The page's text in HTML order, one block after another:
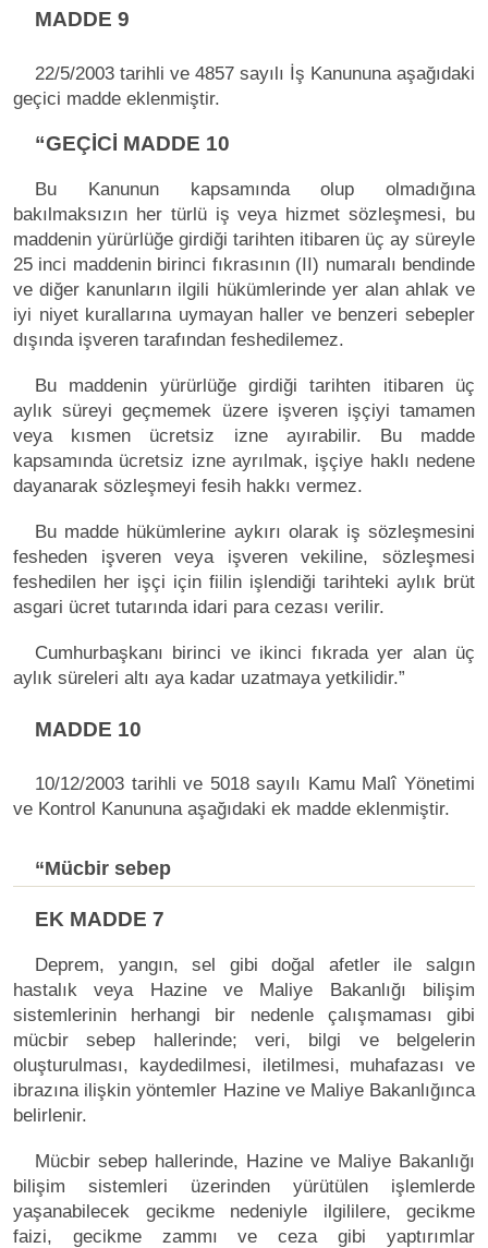
MADDE 9
22/5/2003 tarihli ve 4857 sayılı İş Kanununa aşağıdaki
geçici madde eklenmiştir.
“GEÇİCİ MADDE 10
Bu Kanunun kapsamında olup olmadığına
bakılmaksızın her türlü iş veya hizmet sözleşmesi, bu
maddenin yürürlüğe girdiği tarihten itibaren üç ay süreyle
25 inci maddenin birinci fıkrasının (II) numaralı bendinde
ve diğer kanunların ilgili hükümlerinde yer alan ahlak ve
iyi niyet kurallarına uymayan haller ve benzeri sebepler
dışında işveren tarafından feshedilemez.
Bu maddenin yürürlüğe girdiği tarihten itibaren üç
aylık süreyi geçmemek üzere işveren işçiyi tamamen
veya kısmen ücretsiz izne ayırabilir. Bu madde
kapsamında ücretsiz izne ayrılmak, işçiye haklı nedene
dayanarak sözleşmeyi fesih hakkı vermez.
Bu madde hükümlerine aykırı olarak iş sözleşmesini
fesheden işveren veya işveren vekiline, sözleşmesi
feshedilen her işçi için fiilin işlendiği tarihteki aylık brüt
asgari ücret tutarında idari para cezası verilir.
Cumhurbaşkanı birinci ve ikinci fıkrada yer alan üç
aylık süreleri altı aya kadar uzatmaya yetkilidir.”
MADDE 10
10/12/2003 tarihli ve 5018 sayılı Kamu Malî Yönetimi
ve Kontrol Kanununa aşağıdaki ek madde eklenmiştir.
“Mücbir sebep
EK MADDE 7
Deprem, yangın, sel gibi doğal afetler ile salgın
hastalık veya Hazine ve Maliye Bakanlığı bilişim
sistemlerinin herhangi bir nedenle çalışmaması gibi
mücbir sebep hallerinde; veri, bilgi ve belgelerin
oluşturulması, kaydedilmesi, iletilmesi, muhafazası ve
ibrazına ilişkin yöntemler Hazine ve Maliye Bakanlığınca
belirlenir.
Mücbir sebep hallerinde, Hazine ve Maliye Bakanlığı
bilişim sistemleri üzerinden yürütülen işlemlerde
yaşanabilecek gecikme nedeniyle ilgililere, gecikme
faizi, gecikme zammı ve ceza gibi yaptırımlar